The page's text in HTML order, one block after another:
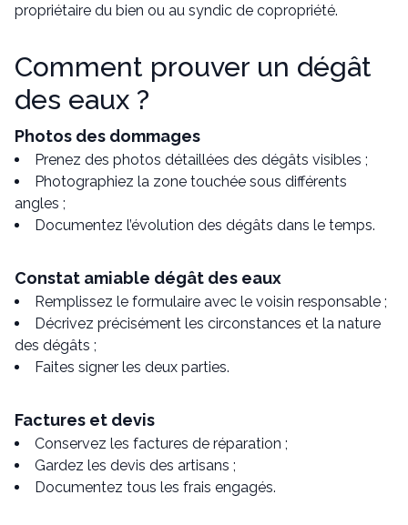
propriétaire du bien ou au syndic de copropriété.
Comment prouver un dégât
des eaux ?
Photos des dommages
Prenez des photos détaillées des dégâts visibles ;
Photographiez la zone touchée sous différents
angles ;
Documentez l’évolution des dégâts dans le temps.
Constat amiable dégât des eaux
Remplissez le formulaire avec le voisin responsable ;
Décrivez précisément les circonstances et la nature
des dégâts ;
Faites signer les deux parties.
Factures et devis
Conservez les factures de réparation ;
Gardez les devis des artisans ;
Documentez tous les frais engagés.